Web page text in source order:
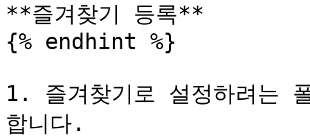
**즐겨찾기 등록**
{% endhint %}
1. 즐겨찾기로 설정하려는
합니다.